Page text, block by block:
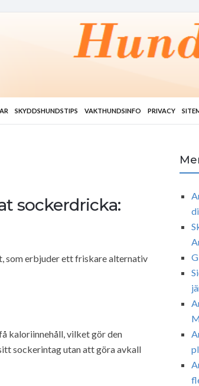
SKYDDSHUNDSTIPS VAKTHUNDSINFO PRIVACY
sockerdricka:
som erbjuder ett friskare alternativ
kaloriinnehåll, vilket gör den
sockerintag utan att göra avkall